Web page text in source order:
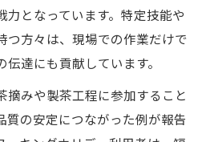
の現場で果たす役割とは
められる在留資格の種類を
力となっています。特定技能や
つ方々は、現場での作業だけで
達にも貢献しています。
摘みや製茶工程に参加すること
質の安定につながった例が報告